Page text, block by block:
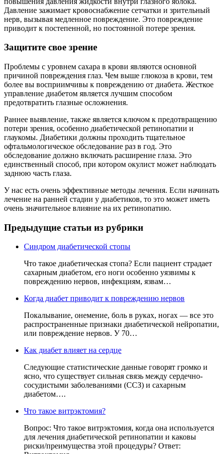
Давление зажимает кровоснабжение сетчатки и зрительный
нерв, вызывая медленное повреждение. Это повреждение
приводит к постепенной, но постоянной потере зрения.
Защитите свое зрение
Проблемы с уровнем сахара в крови являются основной
причиной повреждения глаз. Чем выше глюкоза в крови, тем
более вы восприимчивы к повреждению от диабета. Жесткое
управление диабетом является лучшим способом
предотвратить глазные осложнения.
Раннее выявление, также является ключом к предотвращению
потери зрения, особенно диабетической ретинопатии и
глаукомы. Диабетики должны проходить тщательное
офтальмологическое обследование раз в год. Это
обследование должно включать расширение глаза. Это
единственный способ, при котором окулист может наблюдать
заднюю часть глаза.
У нас есть очень эффективные методы лечения. Если начинать
лечение на ранней стадии у диабетиков, то это может иметь
очень значительное влияние на их ретинопатию.
Предыдущие статьи из рубрики
Синдром диабетической стопы
Что такое диабетическая стопа? Если пациент страдает
сахарным диабетом, его ноги особенно уязвимы к
повреждению нервов, инфекциям, язвам…
Когда диабет приводит к повреждению нервов
Покалывание, онемение, боль в руках, ногах — все это
распространенные признаки диабетической нейропатии,
или повреждение нервов. У 70…
Как диабет влияет на сердце
Следующие статистические данные говорят громко и
ясно, что существует сильная связь между сердечно-
сосудистыми заболеваниями (ССЗ) и сахарным
диабетом….
Что такое витрэктомия?
Вопрос: Что такое витрэктомия, когда она используется
для лечения диабетической ретинопатии и каковы
риски/преимущества этой процедуры? Ответ: